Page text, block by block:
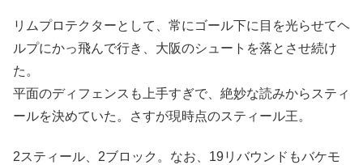
リムプロテクターとして、常にゴール下に目を光らせてヘ
ルプにかっ飛んで行き、大阪のシュートを落とさせ続け
た。
平面のディフェンスも上手すぎで、絶妙な読みからスティ
ールを決めていた。さすが現時点のスティール王。
2スティール、2ブロック。なお、19リバウンドもバケモ